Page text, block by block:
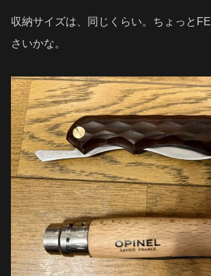
収納サイズは、同じくらい。ちょっと
さいかな。